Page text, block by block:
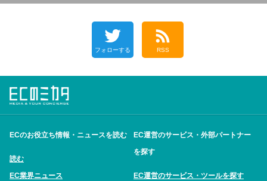
フォローする RSS
ECのお役立ち情報・ニュースを読む
読む
EC業界ニュース
EC運営のサービス・外部パートナー
を探す
EC運営のサービス・ツールを探す